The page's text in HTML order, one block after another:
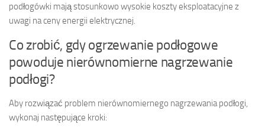
podłogówki mają stosunkowo wysokie koszty eksploatacyjne z
uwagi na ceny energii elektrycznej.
Co zrobić, gdy ogrzewanie podłogowe
powoduje nierównomierne nagrzewanie
podłogi?
Aby rozwiązać problem nierównomiernego nagrzewania podłogi,
wykonaj następujące kroki: